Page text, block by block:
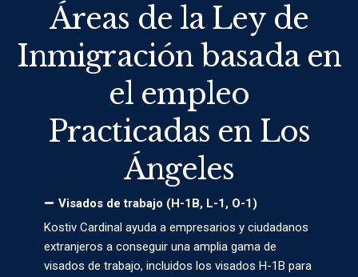
Áreas de la Ley de
Inmigración basada en
el empleo
Practicadas en Los
Ángeles
Visados de trabajo (H-1B, L-1, O-1)
Kostiv Cardinal ayuda a empresarios y ciudadanos
extranjeros a conseguir una amplia gama de
visados de trabajo, incluidos los visados H-1B para